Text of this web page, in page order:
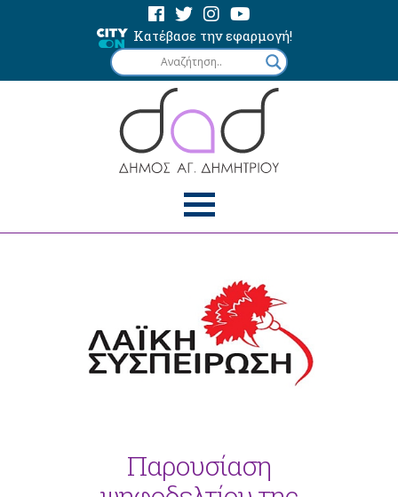
Κατέβασε την εφαρμογή!
Παρουσίαση